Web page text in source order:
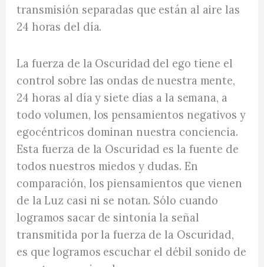
transmisión separadas que están al aire las
24 horas del día.
La fuerza de la Oscuridad del ego tiene el
control sobre las ondas de nuestra mente,
24 horas al día y siete días a la semana, a
todo volumen, los pensamientos negativos y
egocéntricos dominan nuestra conciencia.
Esta fuerza de la Oscuridad es la fuente de
todos nuestros miedos y dudas. En
comparación, los piensamientos que vienen
de la Luz casi ni se notan. Sólo cuando
logramos sacar de sintonía la señal
transmitida por la fuerza de la Oscuridad,
es que logramos escuchar el débil sonido de